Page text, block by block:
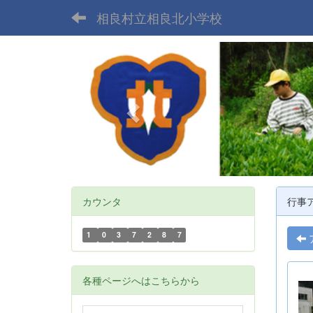
相良村立相良北小学校
p
r
e
v
i
o
u
s
行事
カウンタ
1 0 3 7 2 8 7
各種ページへはこちらから